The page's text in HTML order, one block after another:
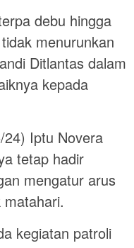
debu hingga
menurunkan
Ditlantas dalam
kepada
24) Iptu Novera
tetap hadir
mengatur arus
kegiatan patroli